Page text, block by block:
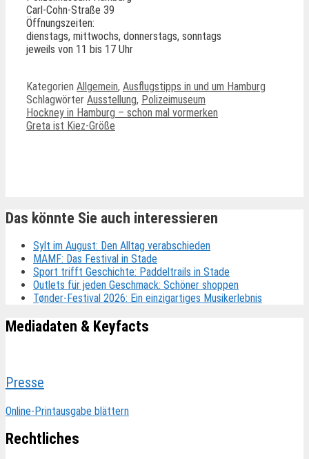
Carl-Cohn-Straße 39
Öffnungszeiten:
dienstags, mittwochs, donnerstags, sonntags
jeweils von 11 bis 17 Uhr
Kategorien Allgemein, Ausflugstipps in und um Hamburg
Schlagwörter Ausstellung, Polizeimuseum
Hockney in Hamburg – schon mal vormerken
Greta ist Kiez-Größe
Das könnte Sie auch interessieren
Sylt im August: Den Alltag verabschieden
MAMF: Das Festival in Stade
Sport trifft Geschichte: Paddeltrails in Stade
Outlets für jeden Geschmack: Schöner shoppen
Tønder-Festival 2026: Ein einzigartiges Musikerlebnis
Mediadaten & Keyfacts
Presse
Online-Printausgabe blättern
Rechtliches